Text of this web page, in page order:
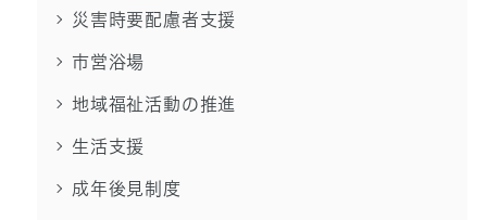
災害時要配慮者支援
市営浴場
地域福祉活動の推進
生活支援
成年後見制度